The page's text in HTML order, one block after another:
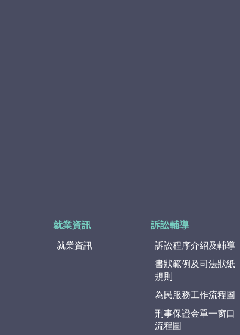
就業資訊
就業資訊
訴訟輔導
訴訟程序介紹及輔導
書狀範例及司法狀紙
規則
為民服務工作流程圖
刑事保證金單一窗口
流程圖